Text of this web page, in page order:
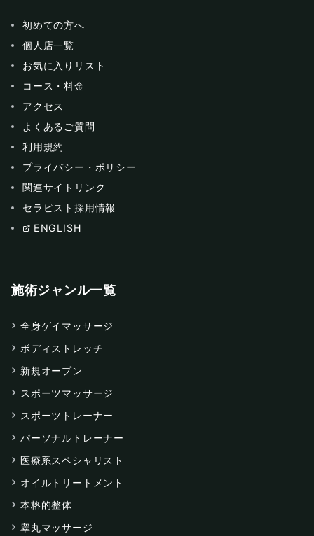
初めての方へ
個人店一覧
お気に入りリスト
コース・料金
アクセス
よくあるご質問
利用規約
プライバシー・ポリシー
関連サイトリンク
セラピスト採用情報
ENGLISH
施術ジャンル一覧
全身ゲイマッサージ
ボディストレッチ
新規オープン
スポーツマッサージ
スポーツトレーナー
パーソナルトレーナー
医療系スペシャリスト
オイルトリートメント
本格的整体
睾丸マッサージ